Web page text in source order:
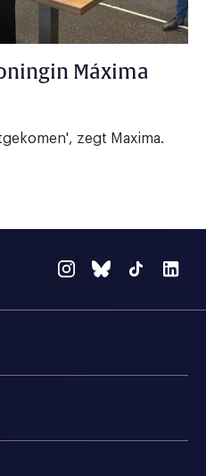
Máxima
zegt Maxima.